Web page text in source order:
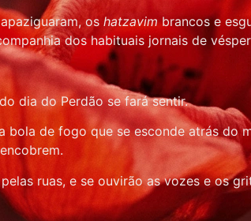
os hatzavimbrancos e
dos habituais jornais de
dia do Perdão se fará sentir.
de fogo que se esconde atrás do
ruas, e se ouvirão as vozes e os